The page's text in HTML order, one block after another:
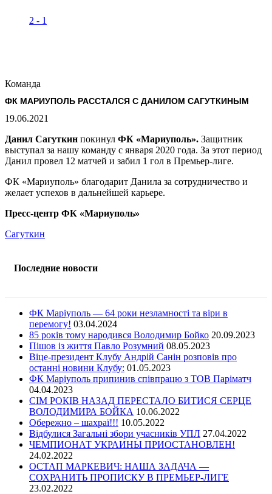
2 - 1
Команда
ФК МАРИУПОЛЬ РАССТАЛСЯ С ДАНИЛОМ САГУТКИНЫМ
19.06.2021
Данил Сагуткин покинул ФК «Мариуполь». Защитник
выступал за нашу команду с января 2020 года. За этот период
Данил провел 12 матчей и забил 1 гол в Премьер-лиге.
ФК «Мариуполь» благодарит Данила за сотрудничество и
желает успехов в дальнейшей карьере.
Пресс-центр ФК «Мариуполь»
Сагуткин
Последние новости
ФК Маріуполь — 64 роки незламності та віри в
перемогу! 03.04.2024
85 років тому народився Володимир Бойко 20.09.2023
Пішов із життя Павло Розумний 08.05.2023
Віце-президент Клубу Андрій Санін розповів про
останні новини Клубу: 01.05.2023
ФК Маріуполь припинив співпрацю з ТОВ Паріматч
04.04.2023
СІМ РОКІВ НАЗАД ПЕРЕСТАЛО БИТИСЯ СЕРЦЕ
ВОЛОДИМИРА БОЙКА 10.06.2022
Обережно – шахраї!!! 10.05.2022
Відбулися Загальні збори учасників УПЛ 27.04.2022
ЧЕМПИОНАТ УКРАИНЫ ПРИОСТАНОВЛЕН!
24.02.2022
ОСТАП МАРКЕВИЧ: НАША ЗАДАЧА —
СОХРАНИТЬ ПРОПИСКУ В ПРЕМЬЕР-ЛИГЕ
23.02.2022